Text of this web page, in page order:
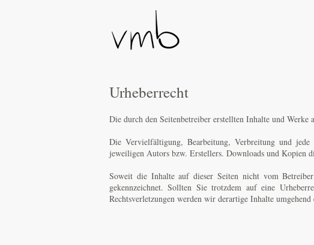
Urheberrecht​
Die durch den Seitenbetreiber erstellten Inhalte und Werke
Die Vervielfältigung, Bearbeitung, Verbreitung und
jeweiligen Autors bzw. Erstellers. Downloads und Kopien
Soweit die Inhalte auf dieser Seiten nicht vom
gekennzeichnet. Sollten Sie trotzdem auf eine
Rechtsverletzungen werden wir derartige Inhalte umgehend